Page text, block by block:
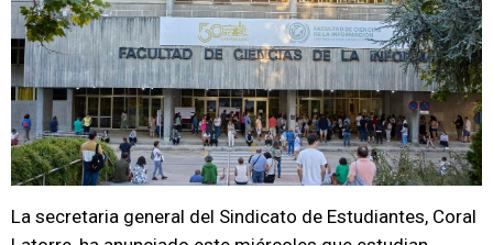
La secretaria general del Sindicato de Estudiantes, Coral